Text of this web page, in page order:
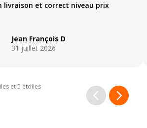
livraison et correct niveau prix
Jean François D
31 juillet 2026
et 5 étoiles